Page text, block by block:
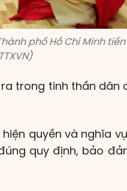
phố Hồ Chí Minh
trong tinh thần dân
quyền và nghĩa
quy định, bảo